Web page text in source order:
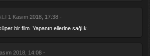
1 Kasım 2018, 17:38 -
bir film. Yapanın ellerine sağlık.
2018, 14:08 -